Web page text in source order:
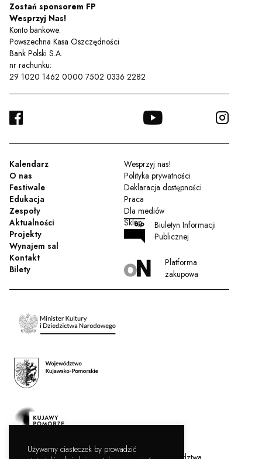
Zostań sponsorem FP
Wesprzyj Nas!
Konto bankowe:
Powszechna Kasa Oszczędności
Bank Polski S.A.
nr rachunku:
29 1020 1462 0000 7502 0336 2282
FACEBOOK YOUTUBE
Kalendarz
O nas
Festiwale
Edukacja
Zespoły
Aktualności
Projekty
Wynajem sal
Kontakt
Bilety
Wesprzyj nas!
Polityka prywatności
Deklaracja dostępności
Praca
Dla mediów
Sklep
Biuletyn Informacji
Publicznej
Platforma
zakupowa
Używamy ciasteczek by prowadzić